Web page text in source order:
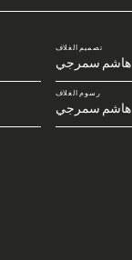
تصميم الغلاف
هاشم سمرجي
رسوم الغلاف
هاشم سمرجي